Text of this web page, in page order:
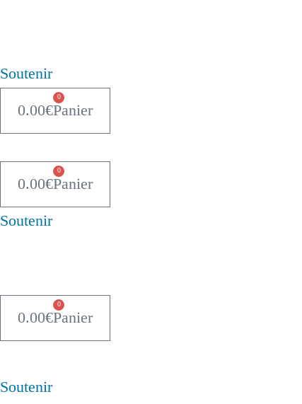
Soutenir
0.00€
0
Panier
0.00€
0
Panier
Soutenir
0.00€
0
Panier
Soutenir